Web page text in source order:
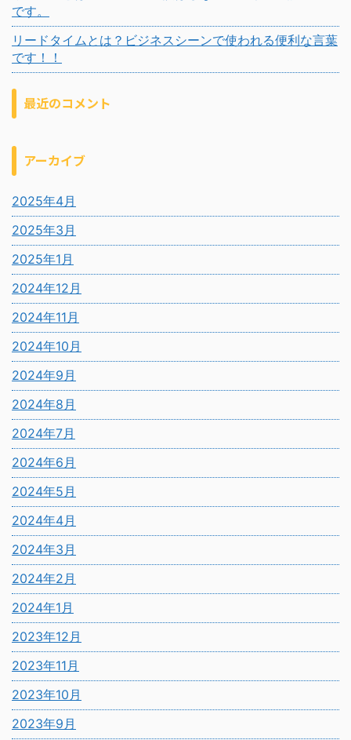
です。
リードタイムとは？ビジネスシーンで使われる便利な言葉
です！！
最近のコメント
アーカイブ
2025年4月
2025年3月
2025年1月
2024年12月
2024年11月
2024年10月
2024年9月
2024年8月
2024年7月
2024年6月
2024年5月
2024年4月
2024年3月
2024年2月
2024年1月
2023年12月
2023年11月
2023年10月
2023年9月